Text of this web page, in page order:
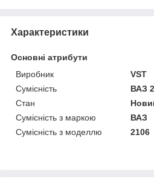
Характеристики
Основні атрибути
Виробник
VST
Сумісність
ВАЗ
Стан
Сумісність з маркою
ВАЗ
Сумісність з моделлю
2106